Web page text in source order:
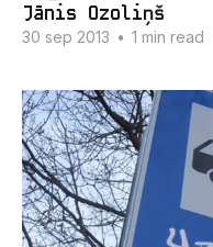
Jānis Ozoliņš
30 sep 2013 • 1 min read